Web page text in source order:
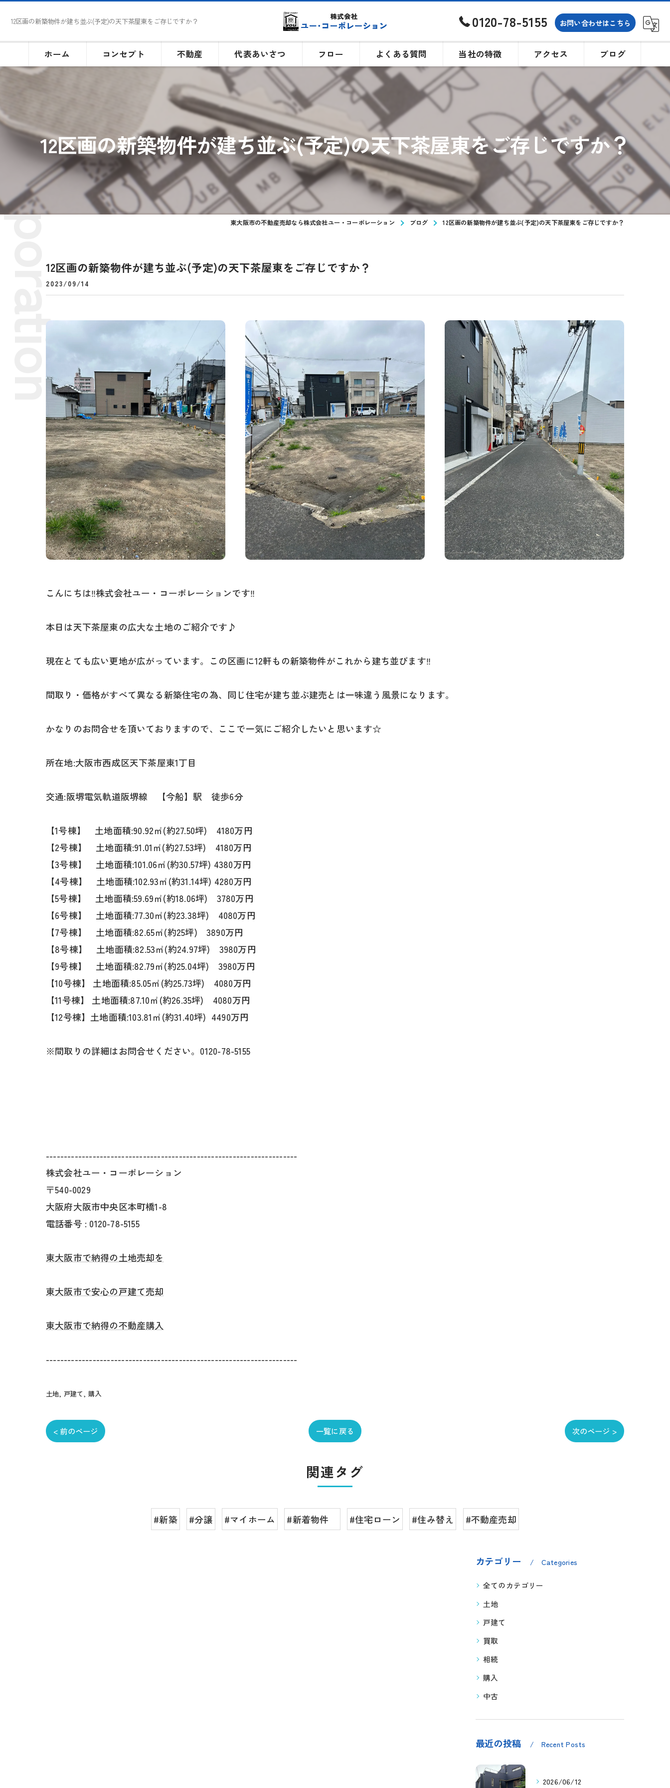
12区画の新築物件が建ち並ぶ(予定)の天下茶屋東をご存じですか？ 0120-78-5155 お問い合わせはこちら
ホーム コンセプト 不動産 代表あいさつ フロー よくある質問 当社の特徴
土地
買取
購入
アクセス ブログ
12区画の新築物件が建ち並ぶ(予定)の天下茶屋東をご存じですか？
東大阪市の不動産売却なら株式会社ユー・コーポレーション ブログ 12区画の新築物件が建ち並ぶ(予定)の天下茶屋東をご存じですか？
12区画の新築物件が建ち並ぶ(予定)の天下茶屋東をご存じですか？
2023/09/14
こんにちは‼株式会社ユー・コーポレーションです‼
本日は天下茶屋東の広大な土地のご紹介です♪
現在とても広い更地が広がっています。この区画に12軒もの新築物件がこれから建ち並びます‼
間取り・価格がすべて異なる新築住宅の為、同じ住宅が建ち並ぶ建売とは一味違う風景になります。
かなりのお問合せを頂いておりますので、ここで一気にご紹介したいと思います☆
所在地:大阪市西成区天下茶屋東1丁目
交通:阪堺電気軌道阪堺線 【今船】駅 徒歩6分
【1号棟】 土地面積:90.92㎡(約27.50坪) 4180万円
【2号棟】 土地面積:91.01㎡(約27.53坪) 4180万円
【3号棟】 土地面積:101.06㎡(約30.57坪) 4380万円
【4号棟】 土地面積:102.93㎡(約31.14坪) 4280万円
【5号棟】 土地面積:59.69㎡(約18.06坪) 3780万円
【6号棟】 土地面積:77.30㎡(約23.38坪) 4080万円
【7号棟】 土地面積:82.65㎡(約25坪) 3890万円
【8号棟】 土地面積:82.53㎡(約24.97坪) 3980万円
【9号棟】 土地面積:82.79㎡(約25.04坪) 3980万円
【10号棟】 土地面積:85.05㎡(約25.73坪) 4080万円
【11号棟】 土地面積:87.10㎡(約26.35坪) 4080万円
【12号棟】土地面積:103.81㎡(約31.40坪) 4490万円
※間取りの詳細はお問合せください。0120-78-5155
----------------------------------------------------------------------
株式会社ユー・コーポレーション
〒540-0029
大阪府大阪市中央区本町橋1-8
電話番号 : 0120-78-5155
東大阪市で納得の土地売却を
東大阪市で安心の戸建て売却
東大阪市で納得の不動産購入
----------------------------------------------------------------------
土地 戸建て 購入
< 前のページ 一覧に戻る 次のページ >
関連タグ
#新築 #分譲 #マイホーム #新着物件 #住宅ローン #住み替え #不動産売却
カテゴリー Categories
全てのカテゴリー
土地
戸建て
買取
相続
購入
中古
最近の投稿 Recent Posts
2026/06/12